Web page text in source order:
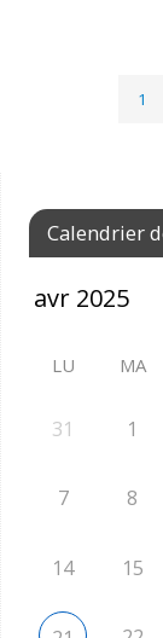
1
Calendrier
LU MA
31 1
7 8
14 15